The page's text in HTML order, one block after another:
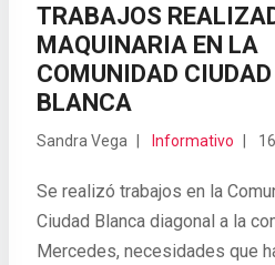
TRABAJOS
MAQUINARIA EN LA
COMUNIDAD CIUDAD
BLANCA
Sandra Vega Informativo
Se realizó trabajos en la
Ciudad Blanca diagonal a la
Mercedes, necesidades que